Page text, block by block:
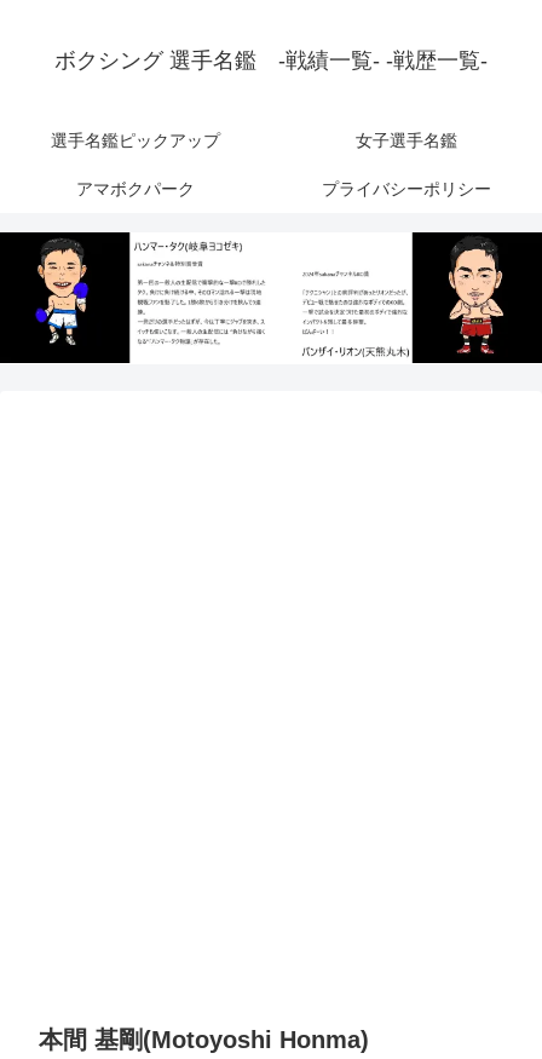
ボクシング 選手名鑑 -戦績一覧- -戦歴一覧-
選手名鑑ピックアップ 女子選手名鑑
アマボクパーク プライバシーポリシー
本間 基剛(Motoyoshi Honma)